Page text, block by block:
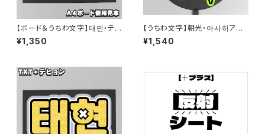
【ボード＆うちわ文字】태민・テミ
ン ③TAEMIN 即納 【Hi-Fi uni
corn】
¥1,350
【うちわ文字】朝光・아사히アサ
ヒ 即納 【TREASURE】
¥1,540